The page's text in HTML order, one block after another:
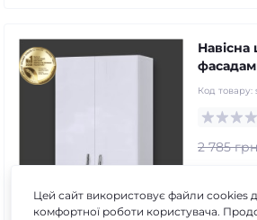
Код товару:
2 785
Цей сайт використовує файли cookies
комфортної роботи користувача.